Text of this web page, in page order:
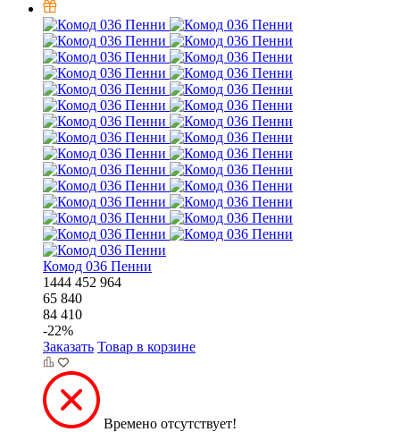
Комод 036 Пенни
1444 452 964
65 840
84 410
-22%
Заказать Товар в корзине
Времено отсутствует!